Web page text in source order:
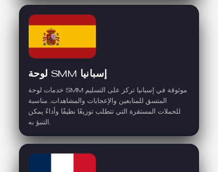
لوحة SMM إسبانيا
خدمات لوحة SMM موثوقة في إسبانيا تركز على التسليم
المتسق للمتابعين والإعجابات والمشاهدات. مناسبة
للحملات المستقرة التي تتطلب توزيعًا نظيفًا وأداءً يمكن
التنبؤ به.